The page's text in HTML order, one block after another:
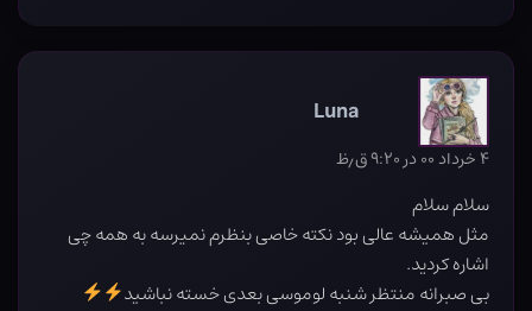
Luna
۴ خرداد ۰۰ در ۹:۲۰ ق٫ظ
سلام سلام
مثل همیشه عالی بود نکته خاصی بنظرم نمیرسه به همه چی
اشاره کردید.
بی صبرانه منتظر شنبه لوموسی بعدی خسته نباشید